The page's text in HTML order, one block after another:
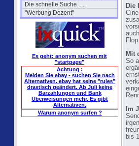
Die schnelle Suche .....
"Werbung Dezent"
Es geht: anonym suchen mit
"startpage"
Achtung :
Meiden Sie ebay - suchen Sie nach
Alternativen. ebay hat seine "rules"
drastisch geändert. Ab Juli keine
Barzahlungen und Bank
Überweisungen mehr. Es gibt
Alternativen.
Warum anonym surfen ?
Die
Flop.
Mit
So
Im
bis